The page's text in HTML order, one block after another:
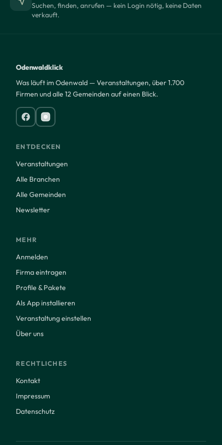
Suchen, finden, anrufen — kein Login nötig, keine Daten
verkauft.
Odenwaldklick
Was läuft im Odenwald — Veranstaltungen, über 1.700
Firmen und alle 12 Gemeinden auf einen Blick.
ENTDECKEN
Veranstaltungen
Alle Branchen
Alle Gemeinden
Newsletter
MEHR
Anmelden
Firma eintragen
Profile & Pakete
Als App installieren
Veranstaltung einstellen
Über uns
RECHTLICHES
Kontakt
Impressum
Datenschutz